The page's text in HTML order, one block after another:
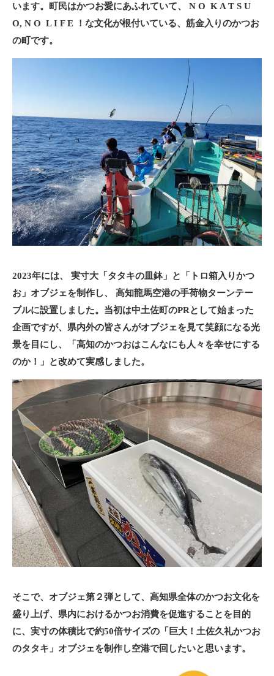
います。町民はかつお愛にあふれていて、 N O K A T S U
O, N O L I F E ！な文化が根付いている、筋金入りのかつお
の町です。
2023年には、 実寸大「タタキの皿鉢」と「トロ箱入りかつ
お」オブジェを制作し、 高知龍馬空港の手荷物ターンテー
ブルに設置しました。当初は中土佐町のPRとして始まった
企画ですが、県内外の皆さんがオブジェを見て笑顔になる光
景を目にし、「高知のかつおはこんなにも人々を幸せにする
のか！」と改めて実感しました。
そこで、オブジェ第２弾として、高知県全体のかつお文化を
盛り上げ、県内におけるかつお消費を促進することを目的
に、実寸の体積比で約50倍サイズの「巨大！土佐久礼かつお
のタタキ」オブジェを制作し空港で回したいと思います。